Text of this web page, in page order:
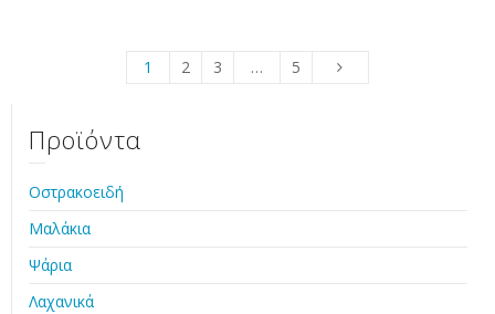
1 2 3 … 5
Προϊόντα
Οστρακοειδή
Μαλάκια
Ψάρια
Λαχανικά